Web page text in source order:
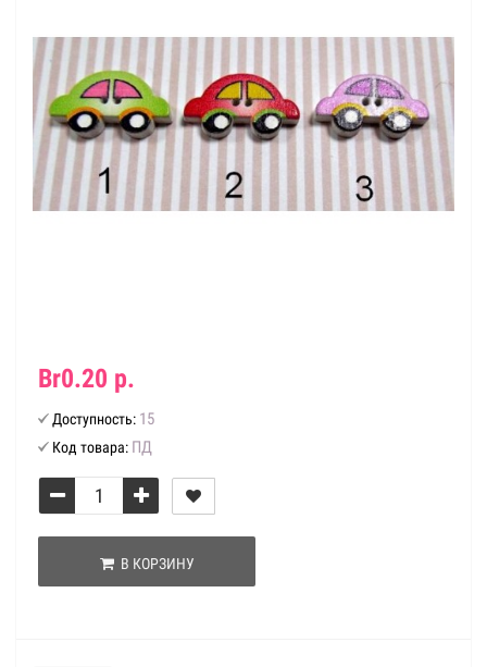
Br0.20 р.
Доступность: 15
Код товара: ПД
В КОРЗИНУ